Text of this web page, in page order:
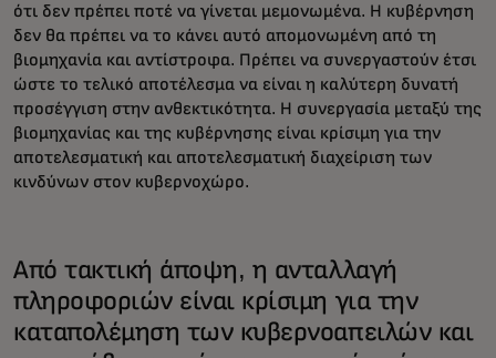
ότι δεν πρέπει ποτέ να γίνεται μεμονωμένα. Η κυβέρνηση
δεν θα πρέπει να το κάνει αυτό απομονωμένη από τη
βιομηχανία και αντίστροφα. Πρέπει να συνεργαστούν έτσι
ώστε το τελικό αποτέλεσμα να είναι η καλύτερη δυνατή
προσέγγιση στην ανθεκτικότητα. Η συνεργασία μεταξύ της
βιομηχανίας και της κυβέρνησης είναι κρίσιμη για την
αποτελεσματική και αποτελεσματική διαχείριση των
κινδύνων στον κυβερνοχώρο.
Από τακτική άποψη, η ανταλλαγή
πληροφοριών είναι κρίσιμη για την
καταπολέμηση των κυβερνοαπειλών και